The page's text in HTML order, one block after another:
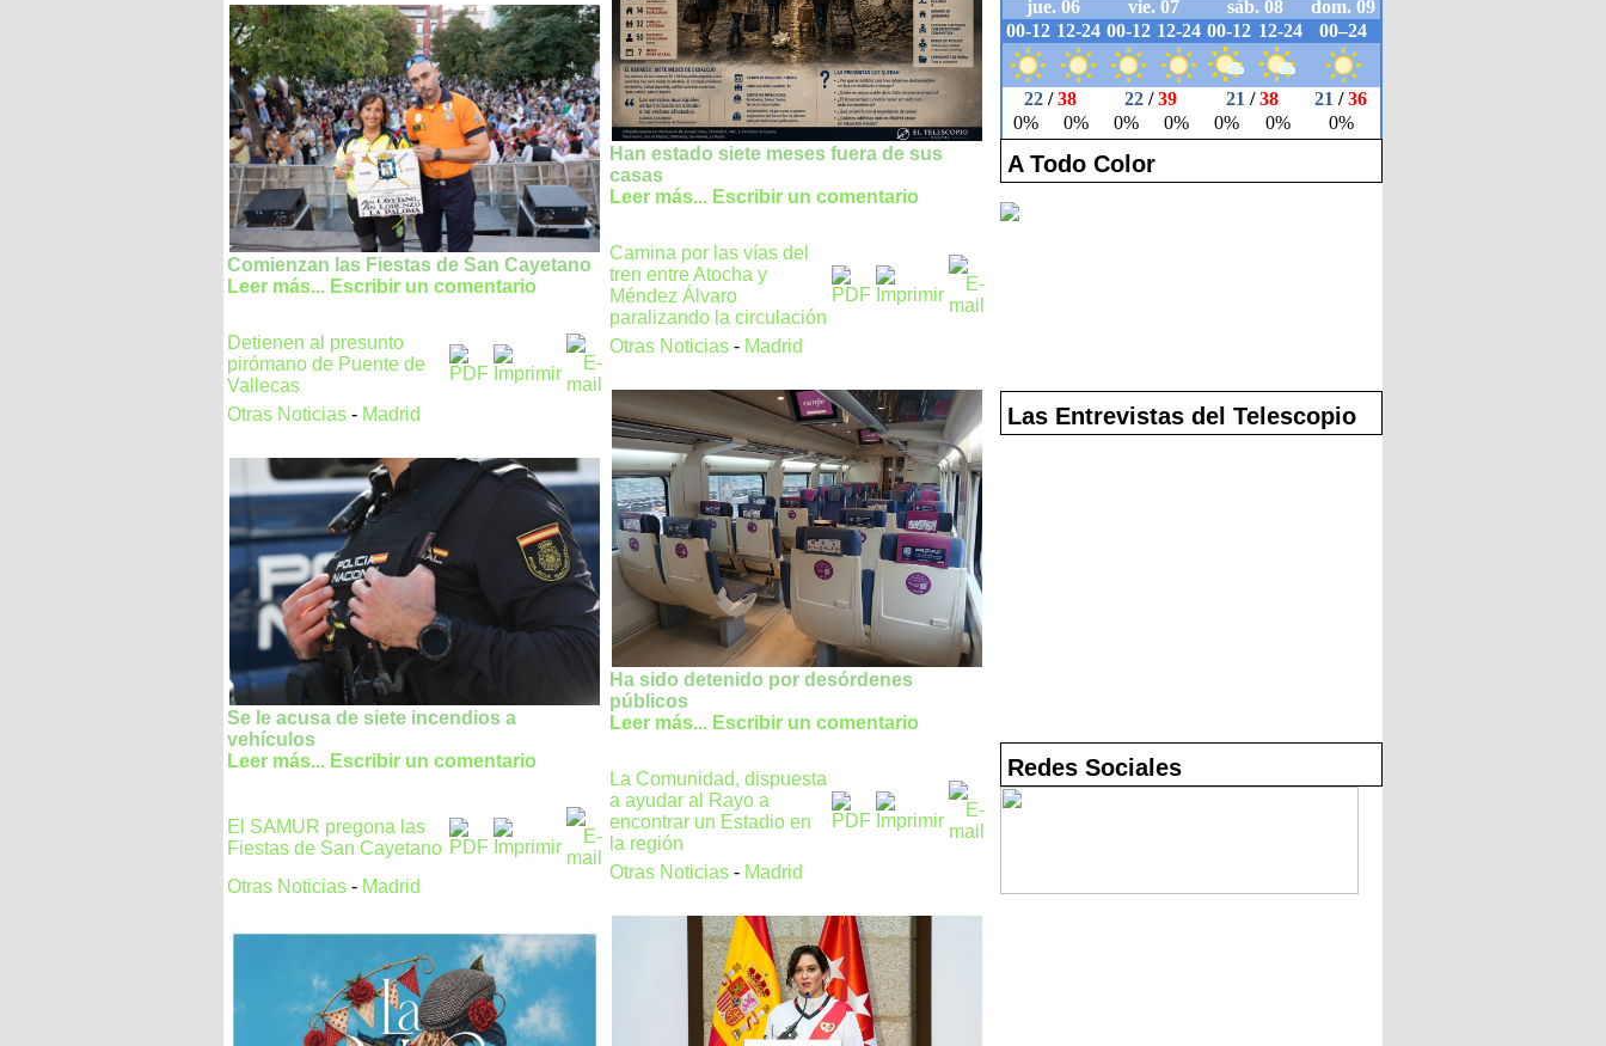
Comienzan las Fiestas de San Cayetano
Leer más... Escribir un comentario
Detienen al presunto
pirómano de Puente de
Vallecas
Otras Noticias - Madrid
Se le acusa de siete incendios a
vehículos
Leer más... Escribir un comentario
El SAMUR pregona las
Fiestas de San Cayetano
Otras Noticias - Madrid
Han estado siete meses fuera de sus
casas
Leer más... Escribir un comentario
Camina por las vías del
tren entre Atocha y
Méndez Álvaro
paralizando la circulación
Otras Noticias - Madrid
Ha sido detenido por desórdenes
públicos
Leer más... Escribir un comentario
La Comunidad, dispuesta
a ayudar al Rayo a
encontrar un Estadio en
la región
Otras Noticias - Madrid
A Todo Color
Las Entrevistas del Telescopio
Redes Sociales